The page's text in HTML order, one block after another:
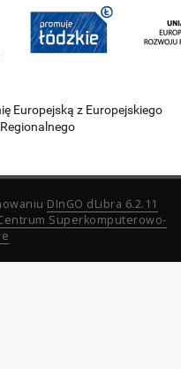
Europejską z Europejskiego
DInGO dLibra 6.2.11
Superkomputerowo-